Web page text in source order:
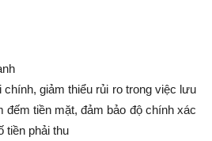
chính, giảm thiểu rủi ro trong việc lưu
đếm tiền mặt, đảm bảo độ chính xác
tiền phải thu